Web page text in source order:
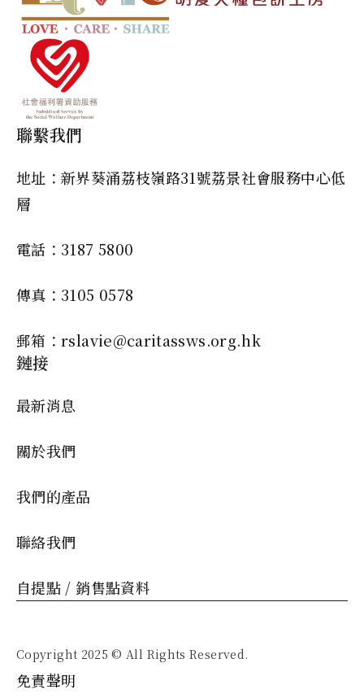
聯繫我們
地址：新界葵涌荔枝嶺路31號荔景社會服務中心低
層
電話：3187 5800
傳真：3105 0578
郵箱：rslavie@caritassws.org.hk
鏈接
最新消息
關於我們
我們的產品
聯絡我們
自提點 / 銷售點資料
Copyright 2025 © All Rights Reserved.
免責聲明